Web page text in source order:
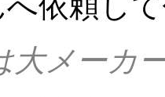
大メーカ